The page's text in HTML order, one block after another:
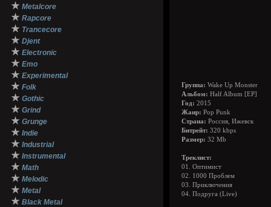
★ Metalcore
★ Rapcore
★ Trancecore
★ Djent
★ Electronic
★ Emo
★ Experimental
★ Folk
★ Gothic
★ Grind
★ Grunge
★ Indie
★ Industrial
★ Instrumental
★ Math
★ Melodic
★ Metal
★ Black Metal
Группа: Wake Up Monster
Альбом: Half Album [EP]
Год: 2015
Жанр: Pop Punk
Страна: Россия, Ижевск
Битрейт: 320 kbps
Размер: 32 Mb
Треклист:
01. Оптимист
02. 1000 Проблем
03. Приключения
04. Подруга (Live)